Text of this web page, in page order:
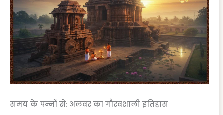
समय के पन्नों से: अलवर का गौरवशाली इतिहास